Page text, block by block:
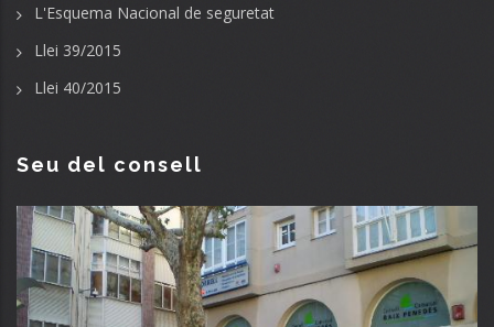
L'Esquema Nacional de seguretat
Llei 39/2015
Llei 40/2015
Seu del consell